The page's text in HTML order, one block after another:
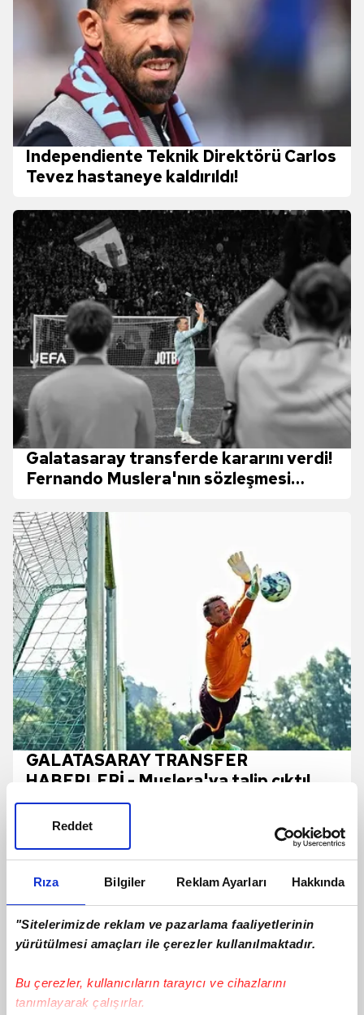
Rıza Bilgiler Reklam Ayarları Hakkında
"Sitelerimizde reklam ve pazarlama faaliyetlerinin
yürütülmesi amaçları ile çerezler kullanılmaktadır.
Bu çerezler, kullanıcıların tarayıcı ve cihazlarını
tanımlayarak çalışırlar.
Reddet
Independiente Teknik Direktörü Carlos
Tevez hastaneye kaldırıldı!
Galatasaray transferde kararını verdi!
Fernando Muslera'nın sözleşmesi
GALATASARAY TRANSFER
HABERLERİ - Muslera'ya talip çıktı!